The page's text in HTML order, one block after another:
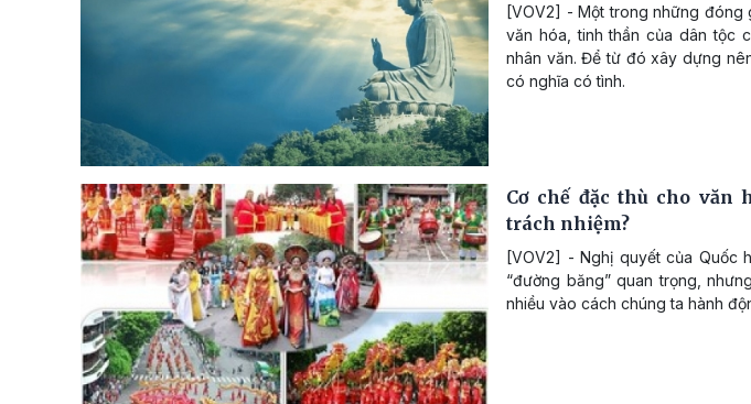
[VOV2] - Một trong những đóng
văn hóa, tinh thần của dân tộc
nhân văn. Để từ đó xây dựng
có nghĩa có tình.
Cơ chế đặc thù cho văn
trách nhiệm?
[VOV2] - Nghị quyết của Quốc
“đường băng” quan trọng,
nhiều vào cách chúng ta hành